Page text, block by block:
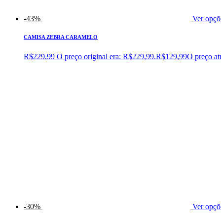
-43% Ver
CAMISA ZEBRA CARAMELO
R$229,99 O preço original era: R$229,99.R$129,99O preço
-30% Ver